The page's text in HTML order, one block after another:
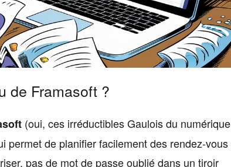
de Framasoft ?
(oui, ces irréductibles Gaulois du numérique
permet de planifier facilement des rendez-vous
pas de mot de passe oublié dans un tiroir